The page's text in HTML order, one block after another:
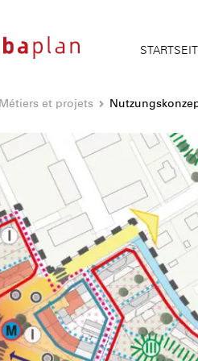
Métiers et projets